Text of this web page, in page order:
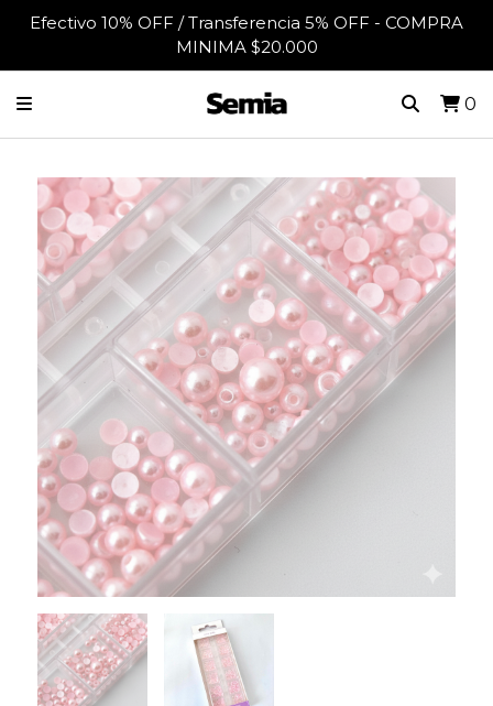
Efectivo 10% OFF / Transferencia 5% OFF - COMPRA
MINIMA $20.000
0